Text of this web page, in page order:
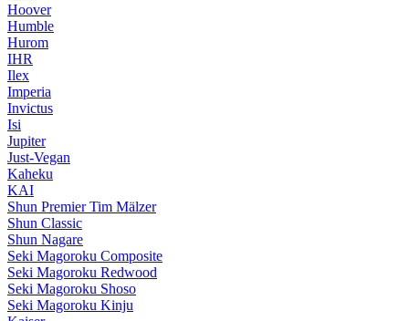
Hoover
Humble
Hurom
IHR
Ilex
Imperia
Invictus
Isi
Jupiter
Just-Vegan
Kaheku
KAI
Shun Premier Tim Mälzer
Shun Classic
Shun Nagare
Seki Magoroku Composite
Seki Magoroku Redwood
Seki Magoroku Shoso
Seki Magoroku Kinju